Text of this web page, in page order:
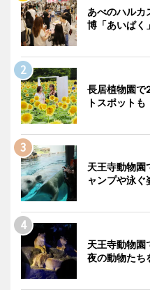
あべのハルカ
博「あいぱ
長居植物園
トスポットも
天王寺動物
ャンプや泳ぐ
天王寺動物
夜の動物たち